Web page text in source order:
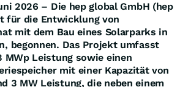
2026 – Die hep global GmbH (hep
für die Entwicklung von
mit dem Bau eines Solarparks in
begonnen. Das Projekt umfasst
MWp Leistung sowie einen
mit einer Kapazität von
3 MW Leistung, die neben einem